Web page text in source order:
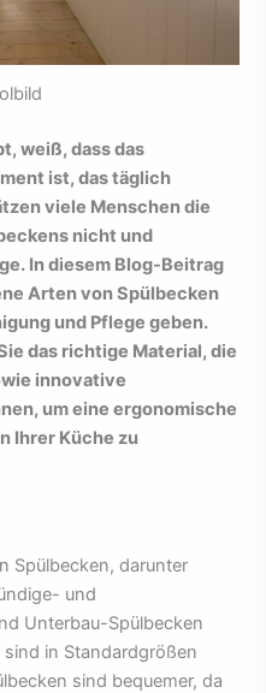
weiß, dass das
ist, das täglich
viele Menschen die
nicht und
In diesem Blog-Beitrag
Arten von Spülbecken
und Pflege geben.
das richtige Material, die
innovative
um eine ergonomische
Ihrer Küche zu
Spülbecken, darunter
und
Unterbau-Spülbecken
in Standardgrößen
sind bequemer, da